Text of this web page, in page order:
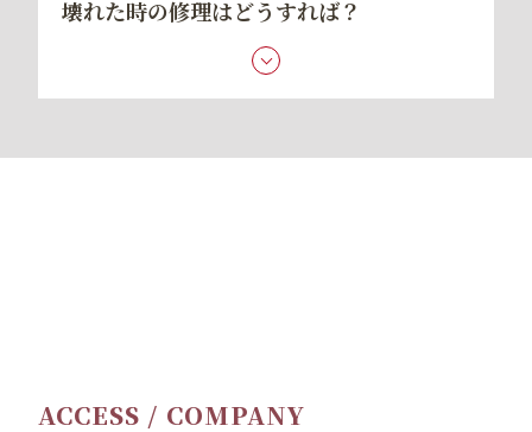
壊れた時の修理はどうすれば？
電気系統は当店で対応可能です。自転車部品は一般
ACCESS / COMPANY